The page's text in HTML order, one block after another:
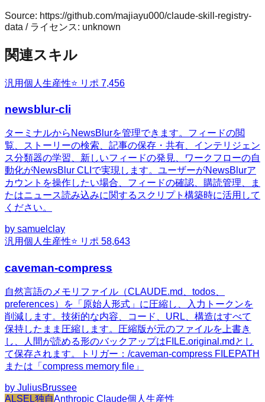
Source: https://github.com/majiayu000/claude-skill-registry-
data / ライセンス: unknown
関連スキル
汎用個人生産性⭐ リポ 7,456
newsblur-cli
ターミナルからNewsBlurを管理できます。フィードの閲
覧、ストーリーの検索、記事の保存・共有、インテリジェン
ス分類器の学習、新しいフィードの発見、ワークフローの自
動化がNewsBlur CLIで実現します。ユーザーがNewsBlurア
カウントを操作したい場合、フィードの確認、購読管理、ま
たはニュース読み込みに関するスクリプト構築時に活用して
ください。
by samuelclay
汎用個人生産性⭐ リポ 58,643
caveman-compress
自然言語のメモリファイル（CLAUDE.md、todos、
preferences）を「原始人形式」に圧縮し、入力トークンを
削減します。技術的な内容、コード、URL、構造はすべて
保持したまま圧縮します。圧縮版が元のファイルを上書き
し、人間が読める形のバックアップはFILE.original.mdとし
て保存されます。トリガー：/caveman-compress FILEPATH
または「compress memory file」
by JuliusBrussee
ALSEL独自Anthropic Claude個人生産性